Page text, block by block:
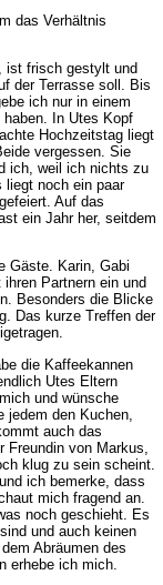
das Verhältnis
ist frisch gestylt und
der Terrasse soll. Bis
ich nur in einem
In Utes Kopf
Hochzeitstag liegt
vergessen. Sie
ich, weil ich nichts zu
liegt noch ein paar
Auf das
ein Jahr her, seitdem
Gäste. Karin, Gabi
Partnern ein und
Besonders die Blicke
Das kurze Treffen der
die Kaffeekannen
Utes Eltern
und wünsche
den Kuchen,
auch das
von Markus,
klug zu sein scheint.
ich bemerke, dass
mich fragend an.
noch geschieht. Es
und auch keinen
Abräumen des
erhebe ich mich.